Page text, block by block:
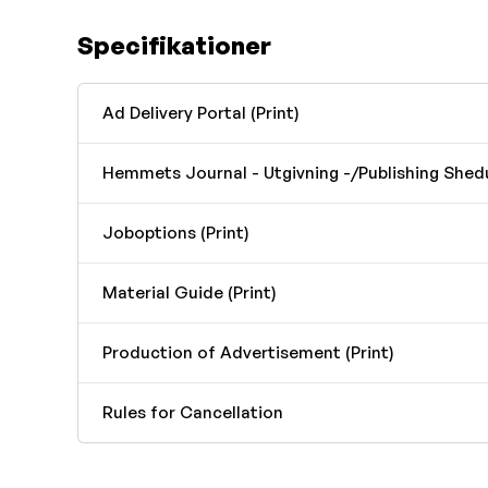
Specifikationer
Ad Delivery Portal (Print)
Hemmets Journal - Utgivning -/Publishing
Joboptions (Print)
Material Guide (Print)
Production of Advertisement (Print)
Rules for Cancellation